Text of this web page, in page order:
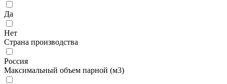
Да
Нет
Страна производства
Россия
Максимальный объем парной (м3)